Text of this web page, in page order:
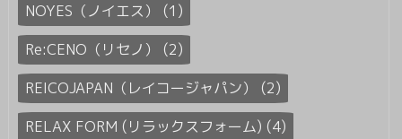
NOYES（ノイエス） (1)
Re:CENO（リセノ） (2)
REICOJAPAN（レイコージャパン） (2)
RELAX FORM (リラックスフォーム) (4)